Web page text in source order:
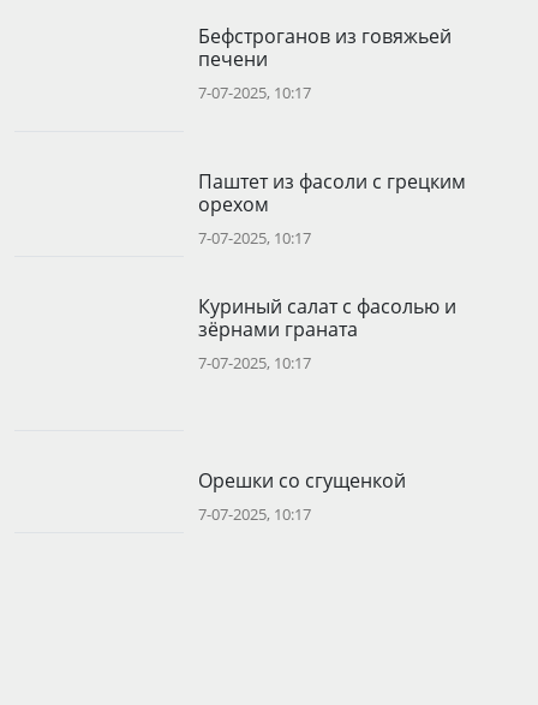
Бефстроганов из говяжьей
печени
7-07-2025, 10:17
Паштет из фасоли с грецким
орехом
7-07-2025, 10:17
Куриный салат с фасолью и
зёрнами граната
7-07-2025, 10:17
Орешки со сгущенкой
7-07-2025, 10:17